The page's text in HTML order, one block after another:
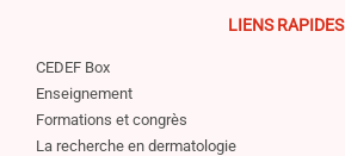
LIENS RAPIDES
CEDEF Box
Enseignement
Formations et congrès
La recherche en dermatologie